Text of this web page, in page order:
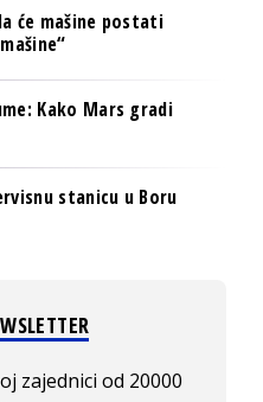
će mašine postati
Kako Mars gradi
stanicu u Boru
zajednici od 20000